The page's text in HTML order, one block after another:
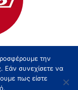
2026
την
Εάν συνεχίσετε να
πως είστε